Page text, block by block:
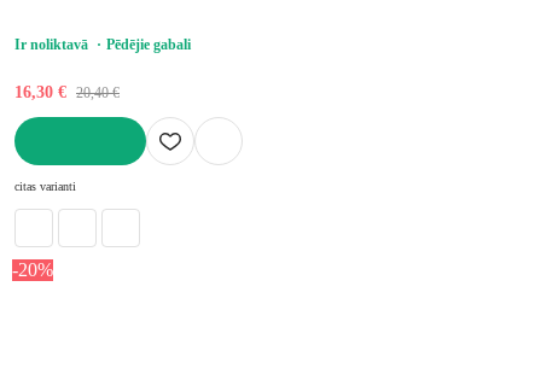
Ir noliktavā Pēdējie gabali
16,30 € 20,40 €
citas varianti
-20%